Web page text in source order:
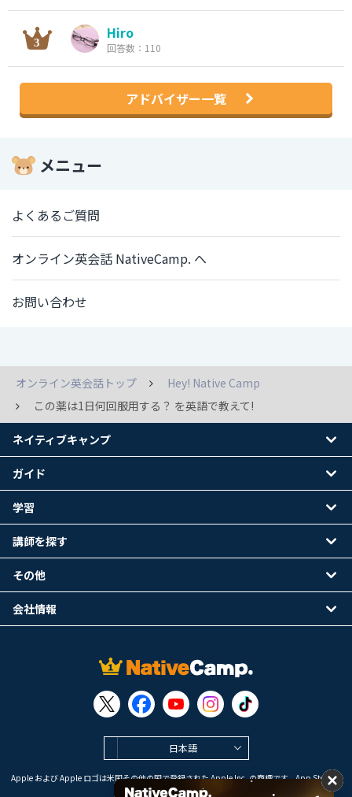
Hiro
回答数：110
アドバイザー一覧
メニュー
よくあるご質問
オンライン英会話 NativeCamp. へ
お問い合わせ
オンライン英会話トップ
Hey! Native Camp
この薬は1日何回服用する？ を英語で教えて!
日本語
Apple および Apple ロゴは米国その他の国で登録された Apple Inc. の商標です。App Store は
Apple Inc. のサービスマークです。
ネイティブキャンプ
ガイド
学習
講師を探す
その他
会社情報